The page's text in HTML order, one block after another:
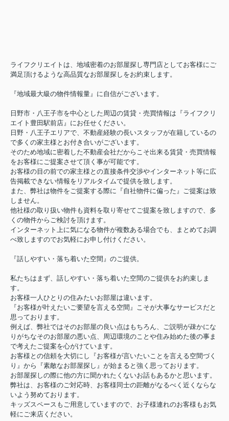
ライフクリエイトは、地域密着のお部屋探し専門店としてお客様にご
満足頂けるような高品質なお部屋探しをお約束します。
『地域最大級の物件情報量』に自信がございます。
日野市・八王子市を中心とした周辺の賃貸・売買情報は『ライフクリ
エイト豊田駅前店』にお任せください。
日野・八王子エリアで、不動産経験の長いスタッフが在籍しているの
で多くの家主様とお付き合いがございます。
そのため地域に密着した不動産会社だからこそ出来る賃貸・売買情報
をお客様にご提案させて頂く事が可能です。
お客様の目の前での家主様との直接条件交渉やインターネット等に広
告掲載できない情報をリアルタイムで提供を致します。
また、弊社は物件をご提案する際に『自社物件に偏った』ご提案は致
しません。
他社様の取り扱い物件も資料を取り寄せてご提案を致しますので、多
くの物件からご検討を頂けます。
インターネット上に気になる物件が複数ある場合でも、まとめてお調
べ致しますのでお気軽にお申し付けください。
『話しやすい・落ち着いた空間』のご提供。
私たちはまず、話しやすい・落ち着いた空間のご提供をお約束しま
す。
お客様一人ひとりの住みたいお部屋は違います。
『お客様が叶えたいご要望を言える空間』こそが大事なサービスだと
思っております。
例えば、弊社ではそのお部屋の良い点はもちろん、ご説明が疎かにな
りがちなそのお部屋の悪い点、周辺環境のことや住み始めた後の事ま
で考えたご提案を心がけています。
お客様との信頼を大切にし『お客様が言いたいことを言える空間づく
り』から『素敵なお部屋探し』が始まると強く思っております。
お部屋探しの際に他の方に聞かれたくないお話もあるかと思います。
弊社は、お客様のご対応時、お客様同士の距離がなるべく近くならな
いよう努めております。
キッズスペースもご用意していますので、お子様連れのお客様もお気
軽にご来店ください。